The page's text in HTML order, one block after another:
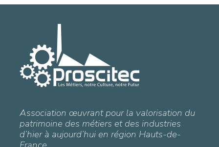
Association œuvrant pour la valorisation du
patrimoine des métiers et des industries
d’hier à aujourd’hui en région Hauts-de-